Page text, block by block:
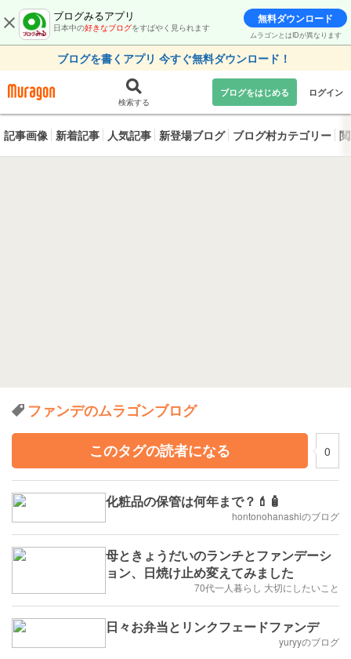
ブログみるアプリ
日本中の好きなブログをすばやく見られます
無料ダウンロード
ムラゴンとはIDが異なります
ブログを書くアプリ 今すぐ無料ダウンロード！
検索する
ブログをはじめる ログイン
記事画像 新着記事 人気記事 新登場ブログ ブログ村カテゴリー
ファンデのムラゴンブログ
このタグの読者になる
0
化粧品の保管は何年まで？💄🧴
hontonohanashiのブログ
母ときょうだいのランチとファンデーシ
ョン、日焼け止め変えてみました
70代一人暮らし 大切にしたいこと
日々お弁当とリンクフェードファンデ
yuryyのブログ